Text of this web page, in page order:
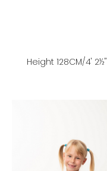
Height 128CM/4' 2½''